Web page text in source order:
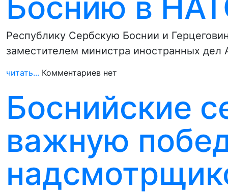
Республику Сербскую Боснии и
заместителем министра иностранных
читать... Комментариев нет
Боснийские
важную